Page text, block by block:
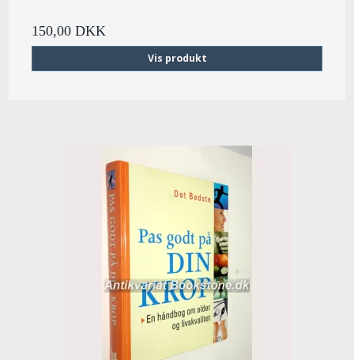
150,00 DKK
Vis produkt